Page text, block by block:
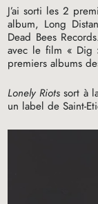
J’ai sorti les 2
album, Long
Dead Bees
avec le film « Dig
premiers albums
Lonely Riotssort à
un label de Saint-